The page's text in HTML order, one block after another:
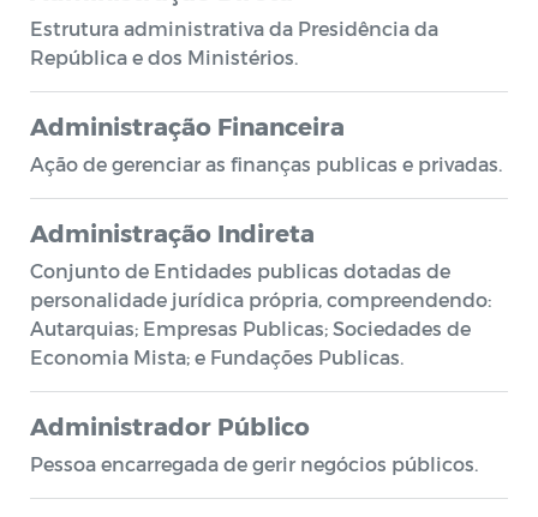
Estrutura administrativa da Presidência da
República e dos Ministérios.
Administração Financeira
Ação de gerenciar as finanças publicas e privadas.
Administração Indireta
Conjunto de Entidades publicas dotadas de
personalidade jurídica própria, compreendendo:
Autarquias; Empresas Publicas; Sociedades de
Economia Mista; e Fundações Publicas.
Administrador Público
Pessoa encarregada de gerir negócios públicos.